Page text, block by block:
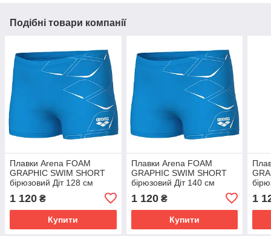
Подібні товари компанії
Плавки Arena FOAM
GRAPHIC SWIM SHORT
бірюзовий Діт 128 см
1 120 ₴
Купити
Плавки Arena FOAM
GRAPHIC SWIM SHORT
бірюзовий Діт 140 см
1 120₴
Купити
1